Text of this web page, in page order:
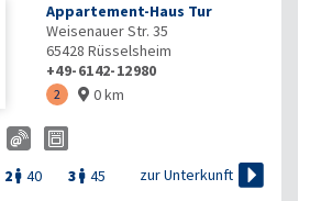
Appartement-Haus Tur
Weisenauer Str. 35
65428 Rüsselsheim
+49-6142-12980
2  0 km
2  40 3  45 zur Unterkunft 